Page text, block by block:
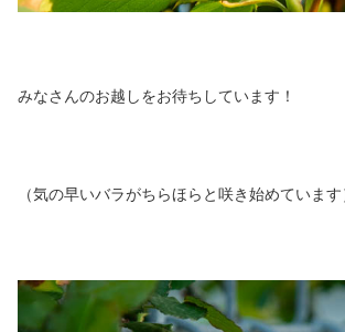
みなさんのお越しをお待ちしています！
（気の早いバラがちらほらと咲き始めてい